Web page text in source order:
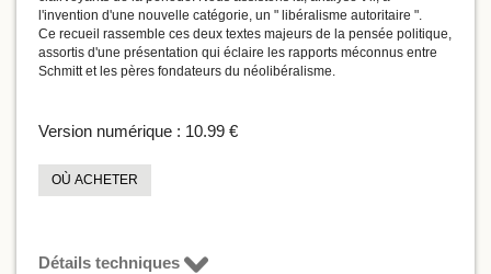
l'invention d'une nouvelle catégorie, un " libéralisme autoritaire ".
Ce recueil rassemble ces deux textes majeurs de la pensée politique,
assortis d'une présentation qui éclaire les rapports méconnus entre
Schmitt et les pères fondateurs du néolibéralisme.
Version numérique : 10.99 €
OÙ ACHETER
Détails techniques